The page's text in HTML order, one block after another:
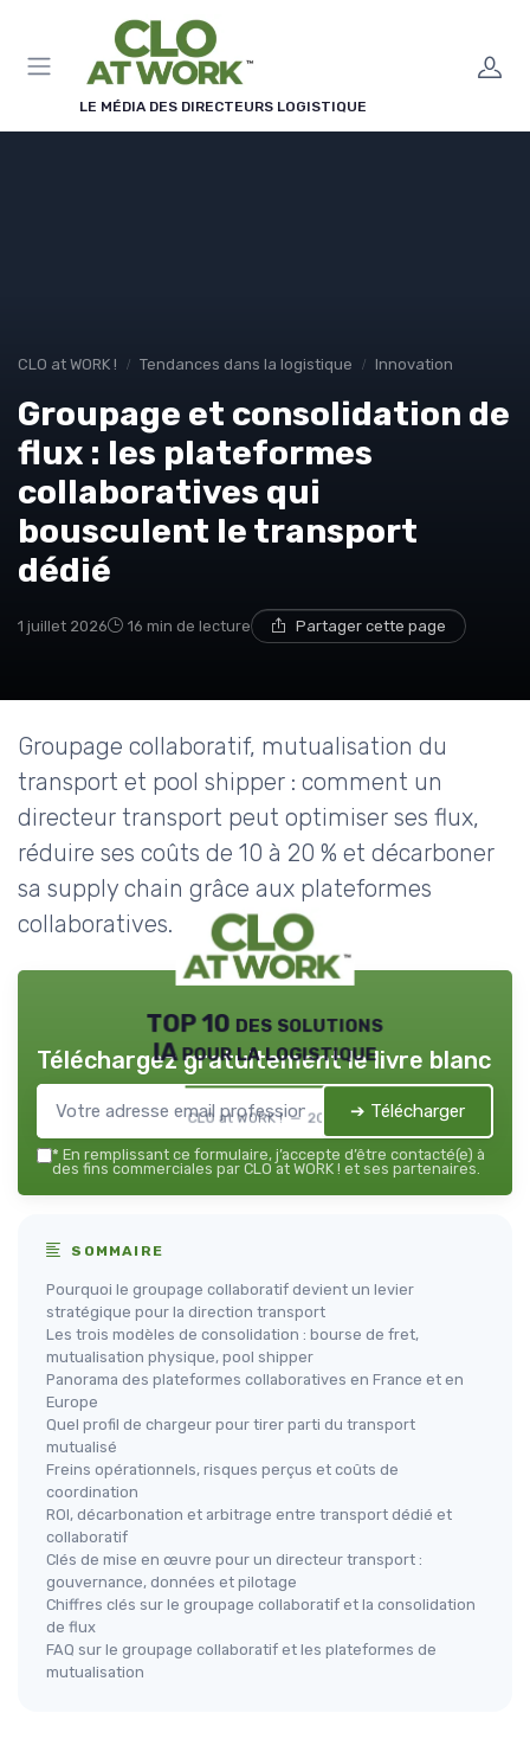
LE MÉDIA DES DIRECTEURS LOGISTIQUE
CLO at WORK ! Tendances dans la logistique Innovation
Groupage et consolidation de
flux : les plateformes
collaboratives qui
bousculent le transport
dédié
1 juillet 2026 16 min de lecture Partager cette page
Groupage collaboratif, mutualisation du
transport et pool shipper : comment un
directeur transport peut optimiser ses flux,
réduire ses coûts de 10 à 20 % et décarboner
sa supply chain grâce aux plateformes
collaboratives.
TOP 10 des solutions
IA pour la logistique
CLO at WORK ! — 2026
Téléchargez gratuitement le livre blanc
➔ Télécharger
* En remplissant ce formulaire, j’accepte d’être contacté(e) à
des fins commerciales par CLO at WORK ! et ses partenaires.
SOMMAIRE
Pourquoi le groupage collaboratif devient un levier
stratégique pour la direction transport
Les trois modèles de consolidation : bourse de fret,
mutualisation physique, pool shipper
Panorama des plateformes collaboratives en France et en
Europe
Quel profil de chargeur pour tirer parti du transport
mutualisé
Freins opérationnels, risques perçus et coûts de
coordination
ROI, décarbonation et arbitrage entre transport dédié et
collaboratif
Clés de mise en œuvre pour un directeur transport :
gouvernance, données et pilotage
Chiffres clés sur le groupage collaboratif et la consolidation
de flux
FAQ sur le groupage collaboratif et les plateformes de
mutualisation
Panneau de gestion des cookies